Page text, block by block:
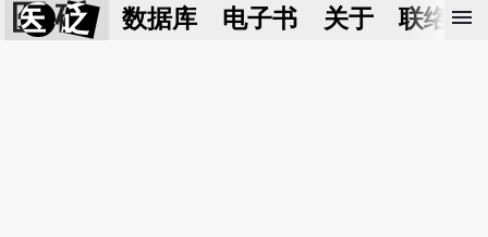
医 砭 数据库 电子书 关于 联络我
menu